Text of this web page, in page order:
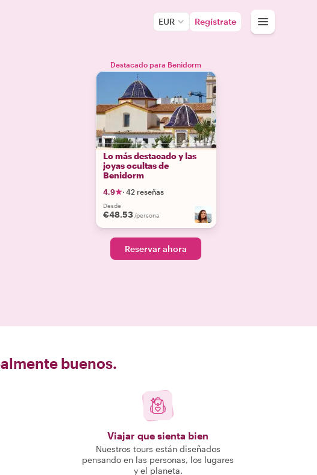
EUR Regístrate
Destacado para Benidorm
Lo más destacado y las
joyas ocultas de
Benidorm
4.9 · 42 reseñas
Desde
€48.53 /persona
Reservar ahora
buenos.
Viajar que sienta bien
Nuestros tours están diseñados
pensando en las personas, los lugares
y el planeta.